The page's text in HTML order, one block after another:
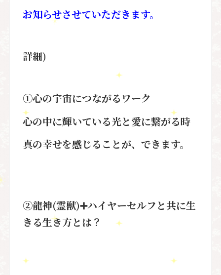
お知らせさせていただきます。
詳細)
①心の宇宙につながるワーク
心の中に輝いている光と愛に繋がる時
真の幸せを感じることが、できます。
②龍神(霊獣)➕ハイヤーセルフと共に生
きる生き方とは？